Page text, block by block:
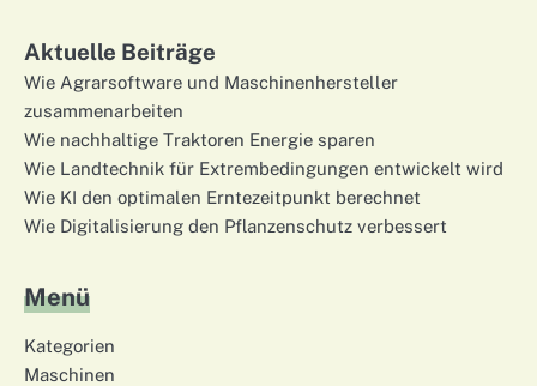
Aktuelle Beiträge
Wie Agrarsoftware und Maschinenhersteller
zusammenarbeiten
Wie nachhaltige Traktoren Energie sparen
Wie Landtechnik für Extrembedingungen entwickelt wird
Wie KI den optimalen Erntezeitpunkt berechnet
Wie Digitalisierung den Pflanzenschutz verbessert
Menü
Kategorien
Maschinen